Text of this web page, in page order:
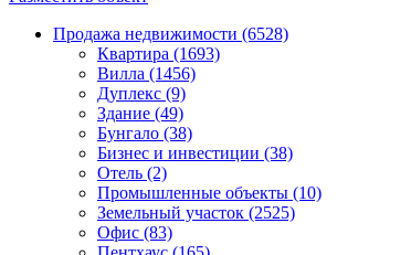
Продажа недвижимости (6528)
Квартира (1693)
Вилла (1456)
Дуплекс (9)
Здание (49)
Бунгало (38)
Бизнес и инвестиции (38)
Отель (2)
Промышленные объекты (10)
Земельный участок (2525)
Офис (83)